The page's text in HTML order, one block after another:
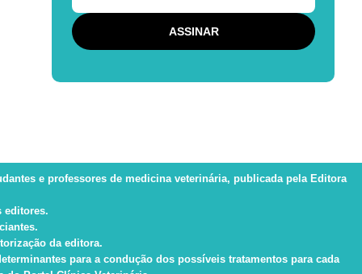
e professores de medicina veterinária, publicada pela Editora
editores.
da editora.
para a condução dos possíveis tratamentos para cada